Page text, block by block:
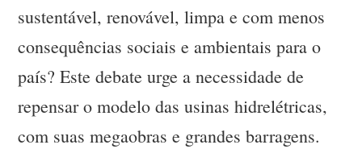
sustentável, renovável, limpa e com menos
consequências sociais e ambientais para o
país? Este debate urge a necessidade de
repensar o modelo das usinas hidrelétricas,
com suas megaobras e grandes barragens.